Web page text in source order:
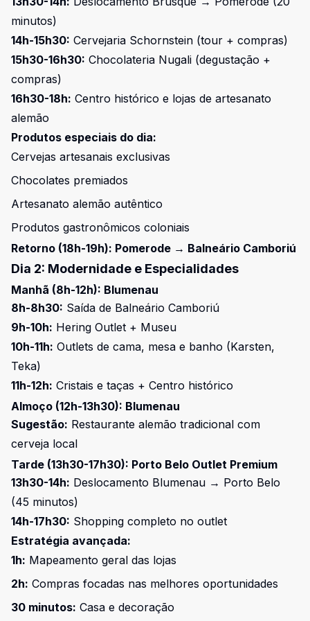
minutos)
14h-15h30: Cervejaria Schornstein (tour + compras)
15h30-16h30: Chocolateria Nugali (degustação +
compras)
16h30-18h: Centro histórico e lojas de artesanato
alemão
Produtos especiais do dia:
Cervejas artesanais exclusivas
Chocolates premiados
Artesanato alemão autêntico
Produtos gastronômicos coloniais
Retorno (18h-19h): Pomerode → Balneário Camboriú
Dia 2: Modernidade e Especialidades
Manhã (8h-12h): Blumenau
8h-8h30: Saída de Balneário Camboriú
9h-10h: Hering Outlet + Museu
10h-11h: Outlets de cama, mesa e banho (Karsten,
Teka)
11h-12h: Cristais e taças + Centro histórico
Almoço (12h-13h30): Blumenau
Sugestão: Restaurante alemão tradicional com
cerveja local
Tarde (13h30-17h30): Porto Belo Outlet Premium
13h30-14h: Deslocamento Blumenau → Porto Belo
(45 minutos)
14h-17h30: Shopping completo no outlet
Estratégia avançada:
1h: Mapeamento geral das lojas
2h: Compras focadas nas melhores oportunidades
30 minutos: Casa e decoração